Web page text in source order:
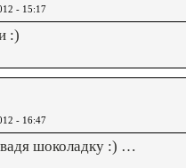
- 15:17
:)
- 16:47
шоколадку :) …